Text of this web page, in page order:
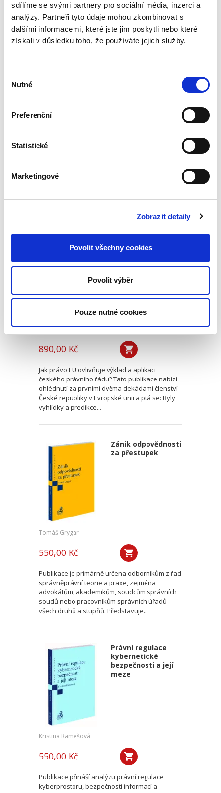
sdílíme se svými partnery pro sociální média, inzerci a
analýzy. Partneři tyto údaje mohou zkombinovat s
dalšími informacemi, které jste jim poskytli nebo které
získali v důsledku toho, že používáte jejich služby.
souhlasu
Nutné
Preferenční
Statistické
Marketingové
Zobrazit detaily
Povolit všechny cookies
Povolit výběr
Pouze nutné cookies
Identifikace
skutečného
právnických osob a
390,00 Kč
skutečného majitele právnických osob a dalších
vnitrostátní
Michal Bobek,Petr Bříza,Pavlína Hubková
890,00 Kč
Jak právo EU ovlivňuje výklad a aplikaci
českého právního řádu? Tato publikace nabízí
ohlédnutí za prvními dvěma dekádami členství
České republiky v Evropské unii a ptá se: Byly
vyhlídky a predikce...
Zánik odpovědnosti
za přestupek
Tomáš Grygar
550,00 Kč
Publikace je primárně určena odborníkům z řad
správněprávní teorie a praxe, zejména
advokátům, akademikům, soudcům správních
soudů nebo pracovníkům správních úřadů
všech druhů a stupňů. Představuje...
Právní regulace
kybernetické
bezpečnosti a její
meze
Kristina Ramešová
550,00 Kč
Publikace přináší analýzu právní regulace
kyberprostoru, bezpečnosti informací a